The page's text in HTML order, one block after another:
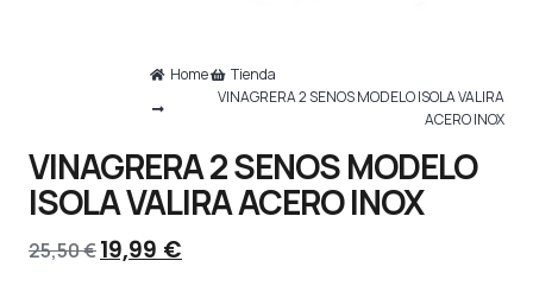
Home
Tienda
VINAGRERA 2 SENOS MODELO ISOLA VALIRA
ACERO INOX
VINAGRERA 2 SENOS MODELO
ISOLA VALIRA ACERO INOX
25,50€19,99 €